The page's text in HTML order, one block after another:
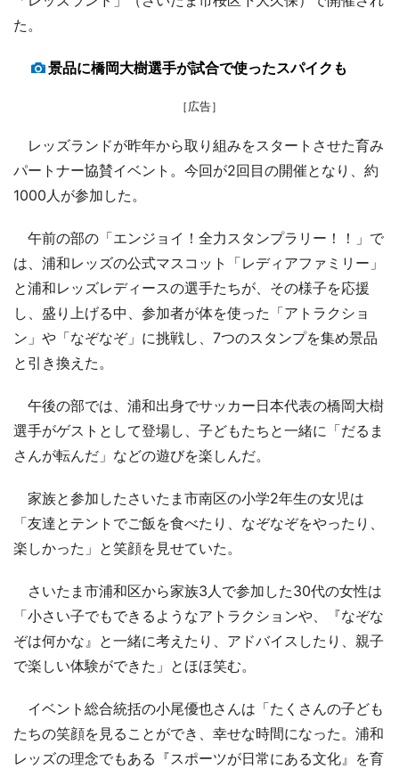
た。
景品に橋岡大樹選手が試合で使ったスパイクも
［広告］
レッズランドが昨年から取り組みをスタートさせた育み
パートナー協賛イベント。今回が2回目の開催となり、約
1000人が参加した。
午前の部の「エンジョイ！全力スタンプラリー！！」で
は、浦和レッズの公式マスコット「レディアファミリー」
と浦和レッズレディースの選手たちが、その様子を応援
し、盛り上げる中、参加者が体を使った「アトラクショ
ン」や「なぞなぞ」に挑戦し、7つのスタンプを集め景品
と引き換えた。
午後の部では、浦和出身でサッカー日本代表の橋岡大樹
選手がゲストとして登場し、子どもたちと一緒に「だるま
さんが転んだ」などの遊びを楽しんだ。
家族と参加したさいたま市南区の小学2年生の女児は
「友達とテントでご飯を食べたり、なぞなぞをやったり、
楽しかった」と笑顔を見せていた。
さいたま市浦和区から家族3人で参加した30代の女性は
「小さい子でもできるようなアトラクションや、『なぞな
ぞは何かな』と一緒に考えたり、アドバイスしたり、親子
で楽しい体験ができた」とほほ笑む。
イベント総合統括の小尾優也さんは「たくさんの子ども
たちの笑顔を見ることができ、幸せな時間になった。浦和
レッズの理念でもある『スポーツが日常にある文化』を育